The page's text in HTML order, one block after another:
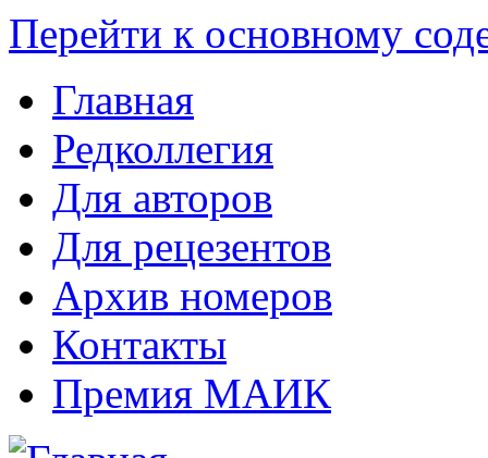
Перейти к основному
Главная
Редколлегия
Для авторов
Для рецезентов
Архив номеров
Контакты
Премия МАИК